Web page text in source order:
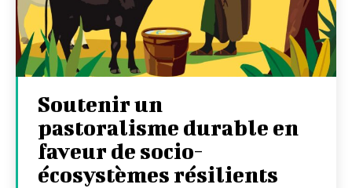
Soutenir un
pastoralisme durable en
faveur de socio-
écosystèmes résilients